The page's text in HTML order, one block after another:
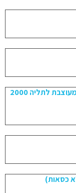
פטריית חימום חשמלית מעוצבת לתליה 2000W עגולה +שלט ומסך